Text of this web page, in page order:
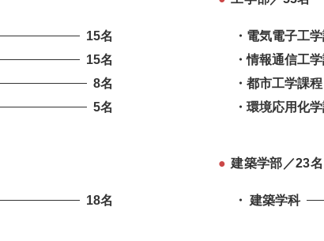
15名
15名
8名
5名
18名
・電気電子工
・情報通信工
・都市工学課程
・環境応用化
● 建築学部／23名
・ 建築学科